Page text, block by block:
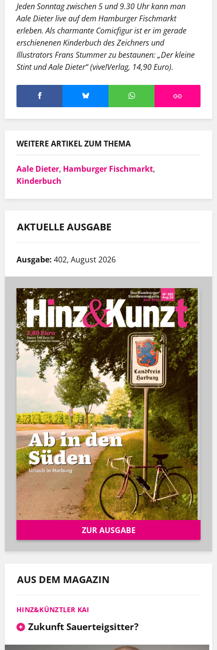
Jeden Sonntag zwischen 5 und 9.30 Uhr kann man
Aale Dieter live auf dem Hamburger Fischmarkt
erleben. Als charmante Comicfigur ist er im gerade
erschienenen Kinderbuch des Zeichners und
Illustrators Frans Stummer zu bestaunen: „Der kleine
Stint und Aale Dieter“ (vive!Verlag, 14,90 Euro).
WEITERE ARTIKEL ZUM THEMA
Aale Dieter, Hamburger Fischmarkt,
Kinderbuch
AKTUELLE AUSGABE
Ausgabe: 402, August 2026
ZUR AUSGABE
AUS DEM MAGAZIN
HINZ&KÜNZTLER KAI
Zukunft Sauerteigsitter?